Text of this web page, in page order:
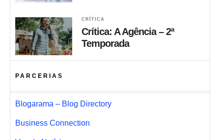
CRÍTICA
Crítica: A Agência – 2ª
Temporada
PARCERIAS
Blogarama – Blog Directory
Business Connection